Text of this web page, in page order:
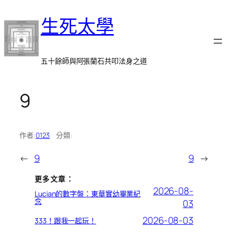
至
主
要
內
生死太學
五十餘師與阿張蘭石共叩法身之道
9
作者:0123 分類:
← 9 9 →
更多文章：
Lucian的數字盤：東華實幼畢業紀
念
2026-08-
03
333！跟我一起玩！ 2026-08-03